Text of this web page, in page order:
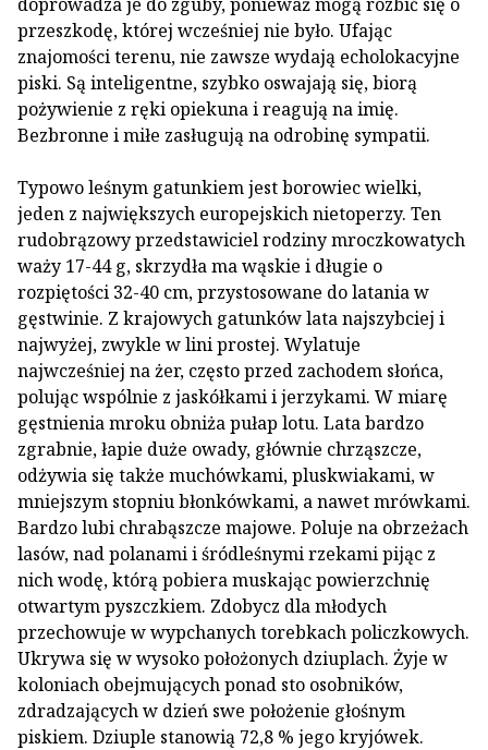
przeszkodę, której wcześniej nie było. Ufając
znajomości terenu, nie zawsze wydają echolokacyjne
piski. Są inteligentne, szybko oswajają się, biorą
pożywienie z ręki opiekuna i reagują na imię.
Bezbronne i miłe zasługują na odrobinę sympatii.
Typowo leśnym gatunkiem jest borowiec wielki,
jeden z największych europejskich nietoperzy. Ten
rudobrązowy przedstawiciel rodziny mroczkowatych
waży 17-44 g, skrzydła ma wąskie i długie o
rozpiętości 32-40 cm, przystosowane do latania w
gęstwinie. Z krajowych gatunków lata najszybciej i
najwyżej, zwykle w lini prostej. Wylatuje
najwcześniej na żer, często przed zachodem słońca,
polując wspólnie z jaskółkami i jerzykami. W miarę
gęstnienia mroku obniża pułap lotu. Lata bardzo
zgrabnie, łapie duże owady, głównie chrząszcze,
odżywia się także muchówkami, pluskwiakami, w
mniejszym stopniu błonkówkami, a nawet mrówkami.
Bardzo lubi chrabąszcze majowe. Poluje na obrzeżach
lasów, nad polanami i śródleśnymi rzekami pijąc z
nich wodę, którą pobiera muskając powierzchnię
otwartym pyszczkiem. Zdobycz dla młodych
przechowuje w wypchanych torebkach policzkowych.
Ukrywa się w wysoko położonych dziuplach. Żyje w
koloniach obejmujących ponad sto osobników,
zdradzających w dzień swe położenie głośnym
piskiem. Dziuple stanowią 72,8 % jego kryjówek.